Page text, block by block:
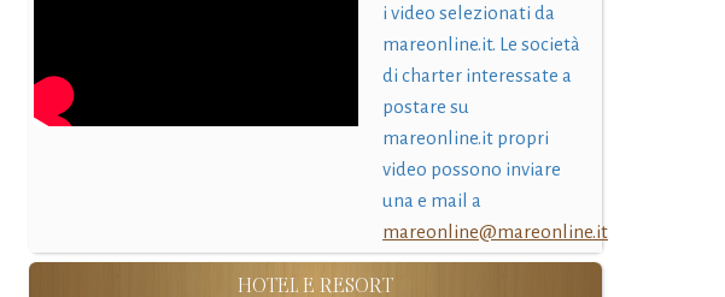
i video selezionati da
mareonline.it. Le società
di charter interessate a
postare su
mareonline.it propri
video possono inviare
una e mail a
mareonline@mareonline.it
HOTEL E RESORT